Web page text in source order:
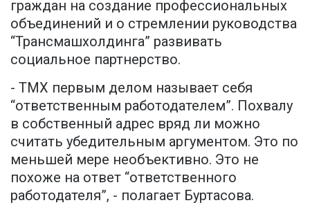
граждан на создание профессиональных
объединений и о стремлении руководства
“Трансмашхолдинга” развивать
социальное партнерство.
- ТМХ первым делом называет себя
“ответственным работодателем”. Похвалу
в собственный адрес вряд ли можно
считать убедительным аргументом. Это по
меньшей мере необъективно. Это не
похоже на ответ “ответственного
работодателя”, - полагает Буртасова.